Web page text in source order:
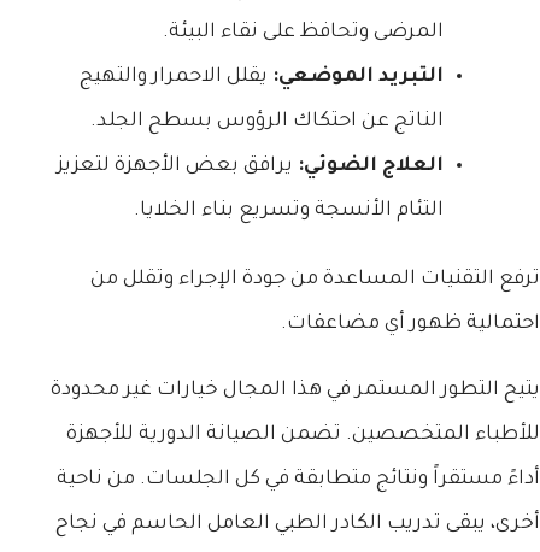
المرضى وتحافظ على نقاء البيئة.
التبريد الموضعي: يقلل الاحمرار والتهيج
الناتج عن احتكاك الرؤوس بسطح الجلد.
العلاج الضوئي: يرافق بعض الأجهزة لتعزيز
التئام الأنسجة وتسريع بناء الخلايا.
ترفع التقنيات المساعدة من جودة الإجراء وتقلل من
احتمالية ظهور أي مضاعفات.
يتيح التطور المستمر في هذا المجال خيارات غير محدودة
للأطباء المتخصصين. تضمن الصيانة الدورية للأجهزة
أداءً مستقراً ونتائج متطابقة في كل الجلسات. من ناحية
أخرى، يبقى تدريب الكادر الطبي العامل الحاسم في نجاح